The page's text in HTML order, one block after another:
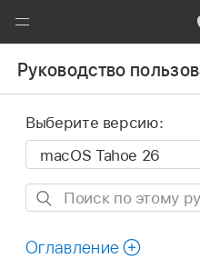
Открыть
меню
Руководство
Выберите версию:
Поиск
этому
Оглавление